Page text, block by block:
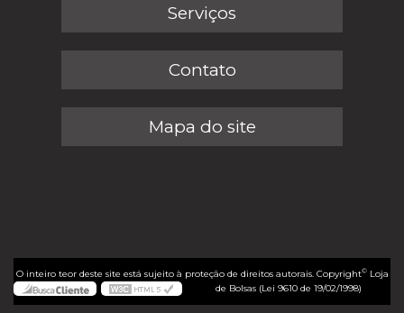
Serviços
Contato
Mapa do site
O inteiro teor deste site está sujeito à proteção de direitos autorais. Copyright©Loja
de Bolsas (Lei 9610 de 19/02/1998)